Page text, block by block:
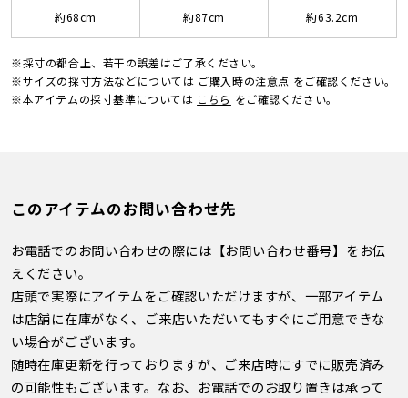
約68cm 約87cm 約63.2cm
※採寸の都合上、若干の誤差はご了承ください。
※サイズの採寸方法などについては ご購入時の注意点 をご確認ください。
※本アイテムの採寸基準については こちら をご確認ください。
このアイテムのお問い合わせ先
お電話でのお問い合わせの際には【お問い合わせ番号】をお伝
えください。
店頭で実際にアイテムをご確認いただけますが、一部アイテム
は店舗に在庫がなく、ご来店いただいてもすぐにご用意できな
い場合がございます。
随時在庫更新を行っておりますが、ご来店時にすでに販売済み
の可能性もございます。なお、お電話でのお取り置きは承って